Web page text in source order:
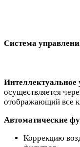
Система
Интеллектуальное
осуществляется
отображающий все
Автоматические
Коррекцию